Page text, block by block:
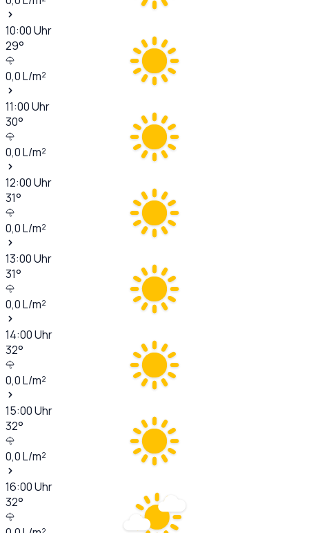
10:00Uhr
29°
0,0L/m²
11:00Uhr
30°
0,0L/m²
12:00Uhr
31°
0,0L/m²
13:00Uhr
31°
0,0L/m²
14:00Uhr
32°
0,0L/m²
15:00Uhr
32°
0,0L/m²
16:00Uhr
32°